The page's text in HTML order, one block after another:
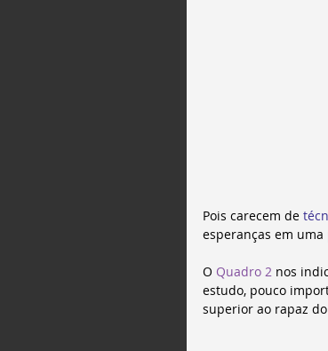
Pois carecem de
esperanças em uma
O Quadro 2 nos
estudo, pouco
superior ao rapaz do